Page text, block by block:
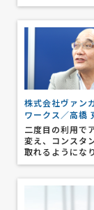
株式会社ヴァン
ワークス／高橋
二度目の利用で
変え、コンスタ
取れるようにな